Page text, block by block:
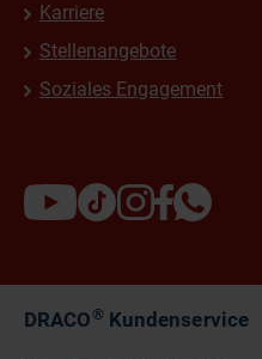
Karriere
Stellenangebote
Soziales Engagement
DRACO®Kundenservice